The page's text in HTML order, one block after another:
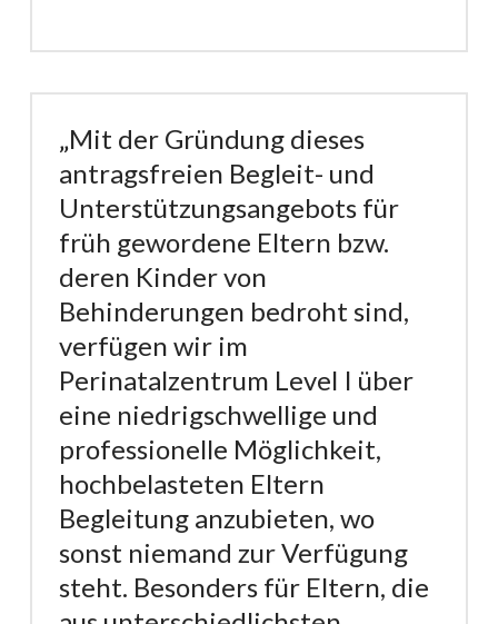
„Mit der Gründung dieses
antragsfreien Begleit- und
Unterstützungsangebots für
früh gewordene Eltern bzw.
deren Kinder von
Behinderungen bedroht sind,
verfügen wir im
Perinatalzentrum Level I über
eine niedrigschwellige und
professionelle Möglichkeit,
hochbelasteten Eltern
Begleitung anzubieten, wo
sonst niemand zur Verfügung
steht. Besonders für Eltern, die